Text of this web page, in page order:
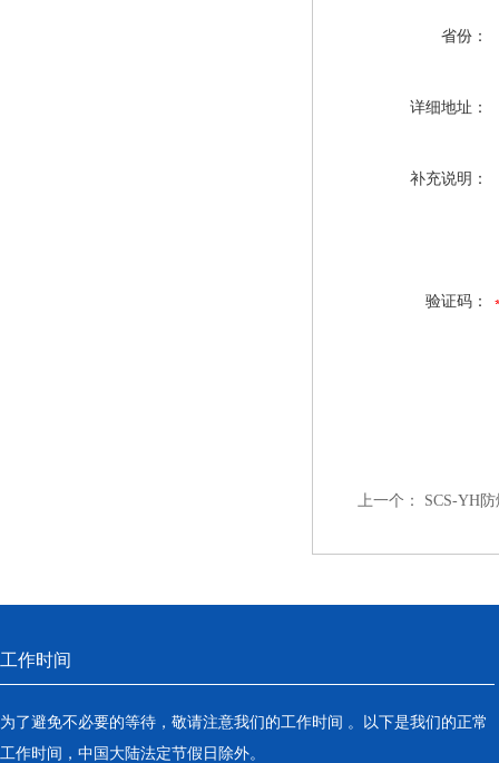
省份：
详细地址：
补充说明：
验证码：
上一个： SCS-YH
工作时间
为了避免不必要的等待，敬请注意我们的工作时间 。以下是我们的正常
工作时间，中国大陆法定节假日除外。